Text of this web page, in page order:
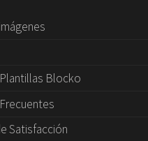
Blocko
Satisfacción